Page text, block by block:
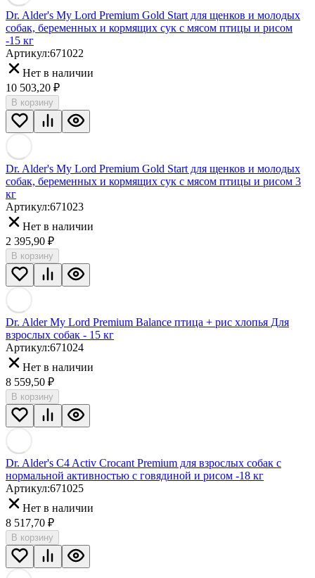
Dr. Alder's My Lord Premium Gold Start для щенков и молодых
собак, беременных и кормящих сук с мясом птицы и рисом
-15 кг
Артикул:671022
Нет в наличии
10 503,20 ₽
В корзину
Dr. Alder's My Lord Premium Gold Start для щенков и молодых
собак, беременных и кормящих сук с мясом птицы и рисом 3
кг
Артикул:671023
Нет в наличии
2 395,90 ₽
В корзину
Dr. Alder My Lord Premium Balance птица + рис хлопья Для
взрослых собак - 15 кг
Артикул:671024
Нет в наличии
8 559,50 ₽
В корзину
Dr. Alder's C4 Activ Crocant Premium для взрослых собак с
нормальной активностью с говядиной и рисом -18 кг
Артикул:671025
Нет в наличии
8 517,70 ₽
В корзину